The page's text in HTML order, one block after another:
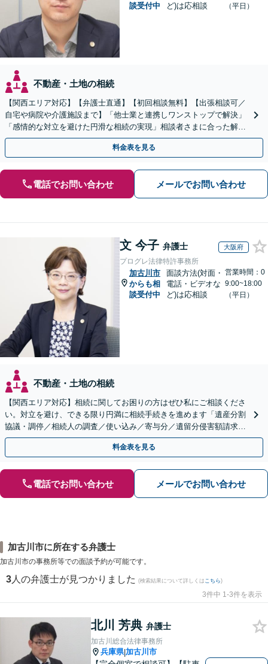
談受付中
ど)は応相談
（平日）
不動産・土地の相続
【関西エリア対応】【弁護士直通】【初回相談無料】【出張相談可／
自宅や病院や介護施設まで】「他士業と連携しワンストップで解決」
「感情的な対立を避けた円滑な相続の実現」相談者さまに合った解決
のプランをご提案
料金表を見る
電話でお問い合わせ メールでお問い合わせ
文 今子 弁護士 大阪府
プログレ法律特許事務所
加古川市
からも相
談受付中
面談方法(対面・
電話・ビデオな
ど)は応相談
営業時間：0
9:00~18:00
（平日）
不動産・土地の相続
【関西エリア対応】相続に関してお困りの方はぜひ私にご相談くださ
い。対立を避け、できる限り円満に相続手続きを進めます「遺産分割
協議・調停／相続人の調査／使い込み／寄与分／遺留分侵害額請求／
相続放棄（借金の相続）／遺言書作成【休日・夜間相談可】
料金表を見る
電話でお問い合わせ メールでお問い合わせ
加古川市に所在する弁護士
加古川市の事務所等での面談予約が可能です。
3 人の弁護士が見つかりました (検索結果について詳しくは こちら)
3件中 1-3件を表示
北川 芳典 弁護士
加古川総合法律事務所
兵庫県|加古川市